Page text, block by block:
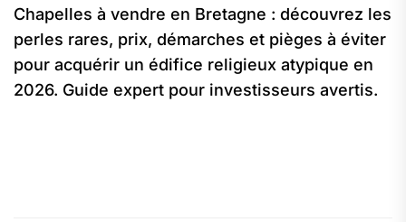
Chapelles à vendre en Bretagne : découvrez les
perles rares, prix, démarches et pièges à éviter
pour acquérir un édifice religieux atypique en
2026. Guide expert pour investisseurs avertis.